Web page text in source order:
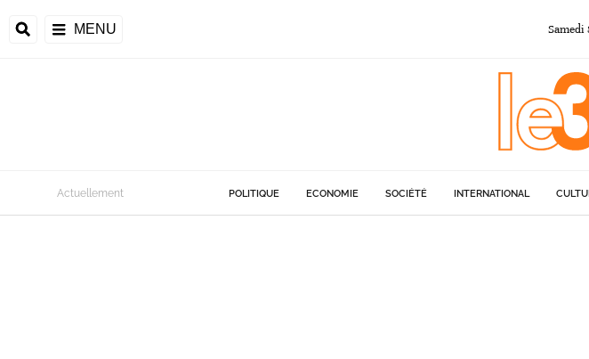
MENU Samedi
Actuellement POLITIQUE ECONOMIE SOCIÉTÉ INTERNATIONAL